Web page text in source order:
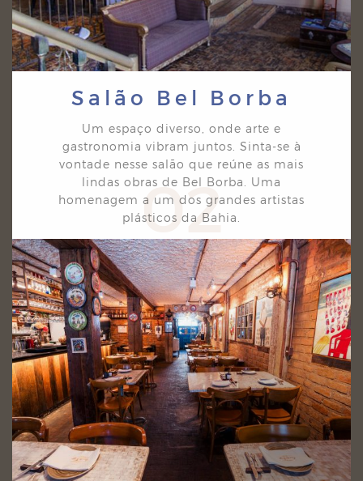
02
Salão Bel Borba
Um espaço diverso, onde arte e
gastronomia vibram juntos. Sinta-se à
vontade nesse salão que reúne as mais
lindas obras de Bel Borba. Uma
homenagem a um dos grandes artistas
plásticos da Bahia.